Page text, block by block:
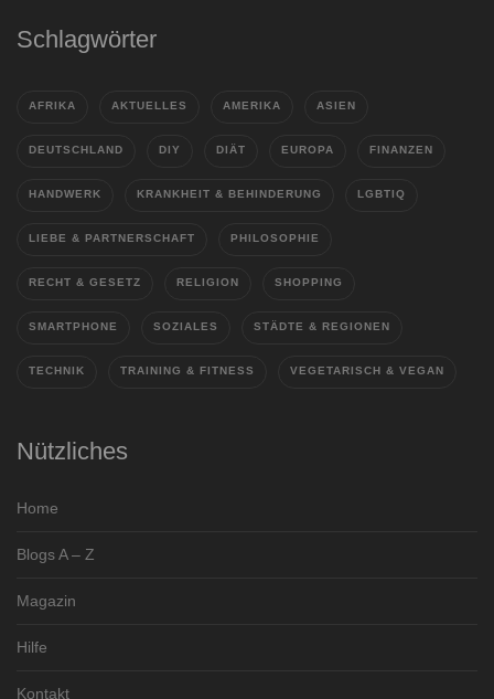
Schlagwörter
AFRIKA AKTUELLES AMERIKA ASIEN
DEUTSCHLAND DIY DIÄT EUROPA FINANZEN
HANDWERK KRANKHEIT & BEHINDERUNG LGBTIQ
LIEBE & PARTNERSCHAFT PHILOSOPHIE
RECHT & GESETZ RELIGION SHOPPING
SMARTPHONE SOZIALES STÄDTE & REGIONEN
TECHNIK TRAINING & FITNESS VEGETARISCH & VEGAN
Nützliches
Home
Blogs A – Z
Magazin
Hilfe
Kontakt